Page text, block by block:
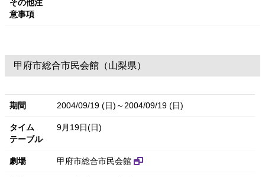
その他注
意事項
甲府市総合市民会館（山梨県）
期間 2004/09/19 (日)～2004/09/19 (日)
タイム
テーブル
9月19日(日)
劇場 甲府市総合市民会館